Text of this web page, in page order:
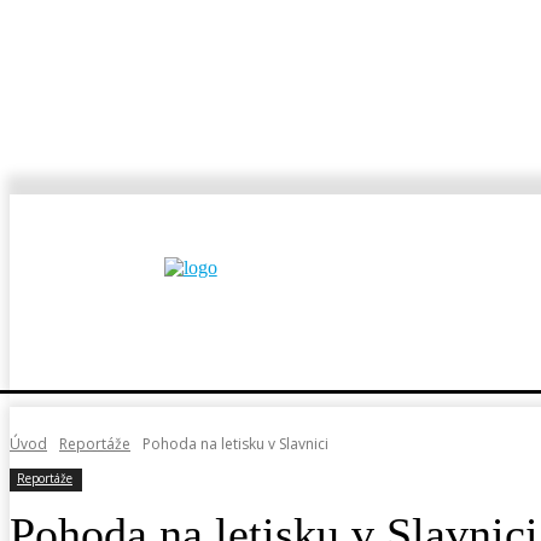
Úvod Reportáže Pohoda na letisku v Slavnici
Reportáže